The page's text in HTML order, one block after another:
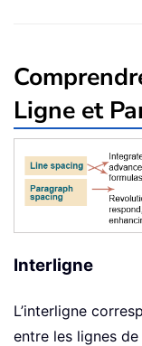
Ligne et
Interligne
L’interligne
entre les lignes de